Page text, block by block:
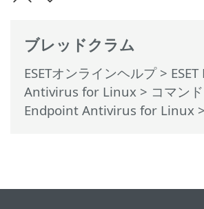
ブレッドクラム
ESETオンラインヘルプ>
Antivirus for Linux > コマン
Endpoint Antivirus for Linux